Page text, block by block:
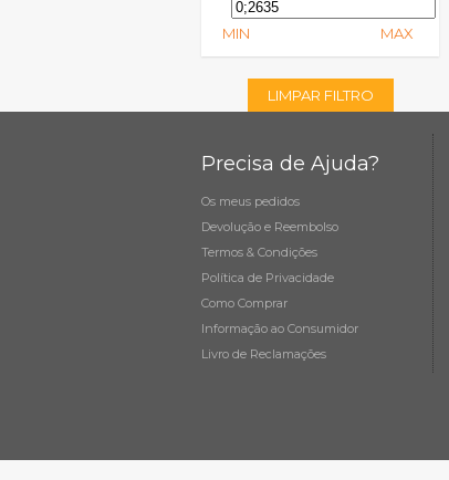
MIN MAX
LIMPAR FILTRO
Precisa de Ajuda?
Os meus pedidos
Devolução e Reembolso
Termos & Condições
Política de Privacidade
Como Comprar
Informação ao Consumidor
Livro de Reclamações